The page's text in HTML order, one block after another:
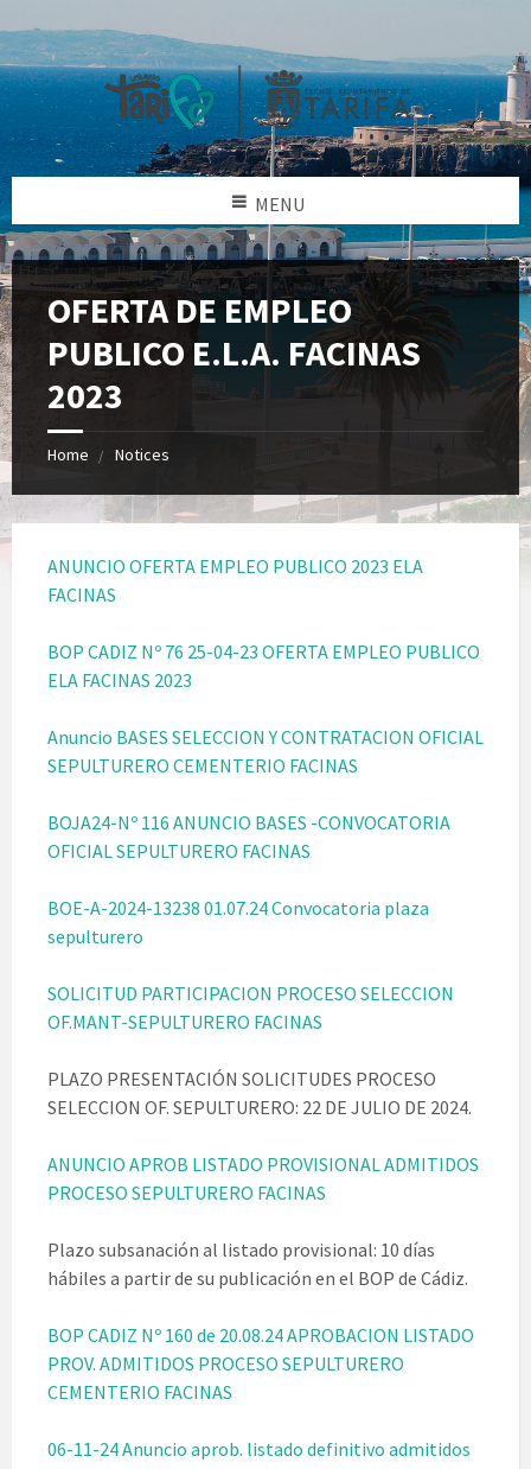
MENU
OFERTA DE EMPLEO
PUBLICO E.L.A. FACINAS
2023
Home Notices
ANUNCIO OFERTA EMPLEO PUBLICO 2023 ELA
FACINAS
BOP CADIZ Nº 76 25-04-23 OFERTA EMPLEO PUBLICO
ELA FACINAS 2023
Anuncio BASES SELECCION Y CONTRATACION OFICIAL
SEPULTURERO CEMENTERIO FACINAS
BOJA24-Nº 116 ANUNCIO BASES -CONVOCATORIA
OFICIAL SEPULTURERO FACINAS
BOE-A-2024-13238 01.07.24 Convocatoria plaza
sepulturero
SOLICITUD PARTICIPACION PROCESO SELECCION
OF.MANT-SEPULTURERO FACINAS
PLAZO PRESENTACIÓN SOLICITUDES PROCESO
SELECCION OF. SEPULTURERO: 22 DE JULIO DE 2024.
ANUNCIO APROB LISTADO PROVISIONAL ADMITIDOS
PROCESO SEPULTURERO FACINAS
Plazo subsanación al listado provisional: 10 días
hábiles a partir de su publicación en el BOP de Cádiz.
BOP CADIZ Nº 160 de 20.08.24 APROBACION LISTADO
PROV. ADMITIDOS PROCESO SEPULTURERO
CEMENTERIO FACINAS
06-11-24 Anuncio aprob. listado definitivo admitidos